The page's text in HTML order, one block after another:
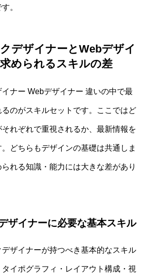
。
デザイナーとWebデザイ
められるスキルの差
ナー Webデザイナー 違いの中で最
るのがスキルセットです。ここではど
れぞれで重視されるか、最新情報を
どちらもデザインの基礎は共通しま
れる知識・能力には大きな差があり
ザイナーに必要な基本スキル
デザイナーが持つべき基本的なスキル
イポグラフィ・レイアウト構成・視